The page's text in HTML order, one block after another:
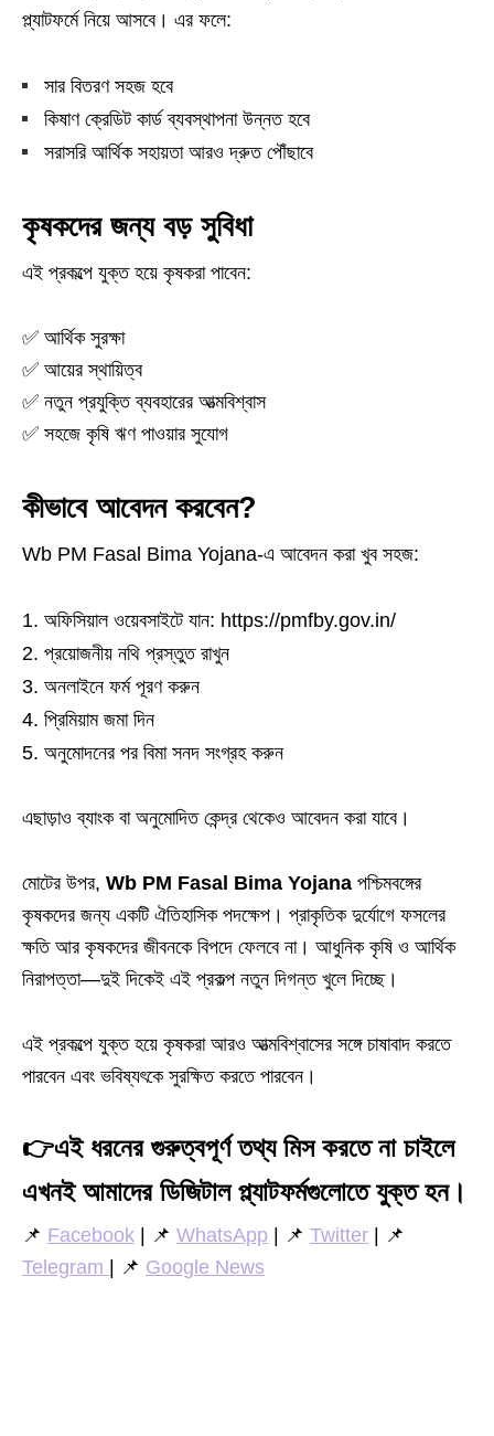
প্ল্যাটফর্মে নিয়ে আসবে। এর ফলে:
সার বিতরণ সহজ হবে
কিষাণ ক্রেডিট কার্ড ব্যবস্থাপনা উন্নত হবে
সরাসরি আর্থিক সহায়তা আরও দ্রুত পৌঁছাবে
কৃষকদের জন্য বড় সুবিধা
এই প্রকল্পে যুক্ত হয়ে কৃষকরা পাবেন:
✅ আর্থিক সুরক্ষা
✅ আয়ের স্থায়িত্ব
✅ নতুন প্রযুক্তি ব্যবহারের আত্মবিশ্বাস
✅ সহজে কৃষি ঋণ পাওয়ার সুযোগ
কীভাবে আবেদন করবেন?
Wb PM Fasal Bima Yojana-এ আবেদন করা খুব সহজ:
অফিসিয়াল ওয়েবসাইটে যান: https://pmfby.gov.in/
প্রয়োজনীয় নথি প্রস্তুত রাখুন
অনলাইনে ফর্ম পূরণ করুন
প্রিমিয়াম জমা দিন
অনুমোদনের পর বিমা সনদ সংগ্রহ করুন
এছাড়াও ব্যাংক বা অনুমোদিত কেন্দ্র থেকেও আবেদন করা যাবে।
মোটের উপর, Wb PM Fasal Bima Yojana পশ্চিমবঙ্গের
কৃষকদের জন্য একটি ঐতিহাসিক পদক্ষেপ। প্রাকৃতিক দুর্যোগে ফসলের
ক্ষতি আর কৃষকদের জীবনকে বিপদে ফেলবে না। আধুনিক কৃষি ও আর্থিক
নিরাপত্তা—দুই দিকেই এই প্রকল্প নতুন দিগন্ত খুলে দিচ্ছে।
এই প্রকল্পে যুক্ত হয়ে কৃষকরা আরও আত্মবিশ্বাসের সঙ্গে চাষাবাদ করতে
পারবেন এবং ভবিষ্যৎকে সুরক্ষিত করতে পারবেন।
👉এই ধরনের গুরুত্বপূর্ণ তথ্য মিস করতে না চাইলে
এখনই আমাদের ডিজিটাল প্ল্যাটফর্মগুলোতে যুক্ত হন।
📌 Facebook | 📌 WhatsApp | 📌 Twitter | 📌
Telegram
| 📌 Google News